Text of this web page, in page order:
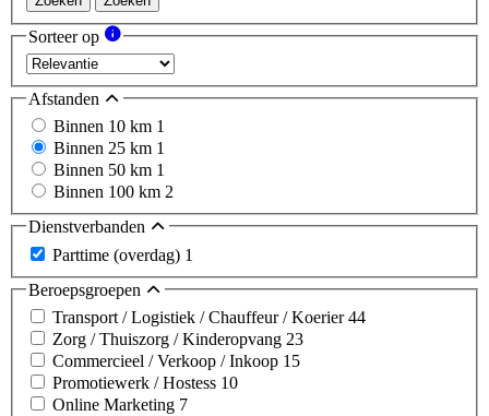
Sorteer op
Afstanden
Binnen 10 km 1
Binnen 25 km 1
Binnen 50 km 1
Binnen 100 km 2
Dienstverbanden
Parttime (overdag) 1
Beroepsgroepen
Transport / Logistiek / Chauffeur / Koerier44
Zorg / Thuiszorg / Kinderopvang 23
Commercieel / Verkoop / Inkoop 15
Promotiewerk / Hostess 10
Online Marketing 7